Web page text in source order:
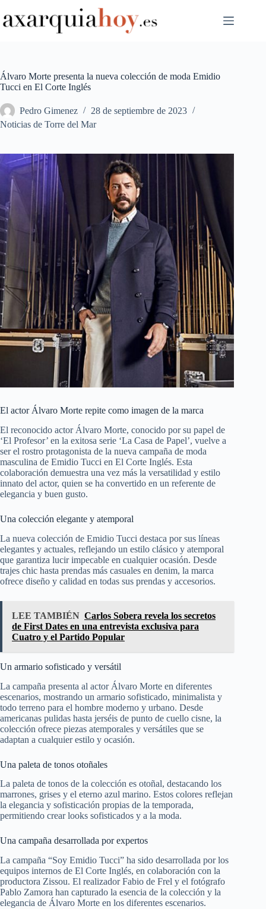
al
contenido
Álvaro Morte presenta la nueva colección de moda Emidio
Tucci en El Corte Inglés
Pedro Gimenez
28 de septiembre de 2023
Noticias de Torre del Mar
El actor Álvaro Morte repite como imagen de la marca
El reconocido actor Álvaro Morte, conocido por su papel de
‘El Profesor’ en la exitosa serie ‘La Casa de Papel’, vuelve a
ser el rostro protagonista de la nueva campaña de moda
masculina de Emidio Tucci en El Corte Inglés. Esta
colaboración demuestra una vez más la versatilidad y estilo
innato del actor, quien se ha convertido en un referente de
elegancia y buen gusto.
Una colección elegante y atemporal
La nueva colección de Emidio Tucci destaca por sus líneas
elegantes y actuales, reflejando un estilo clásico y atemporal
que garantiza lucir impecable en cualquier ocasión. Desde
trajes chic hasta prendas más casuales en denim, la marca
ofrece diseño y calidad en todas sus prendas y accesorios.
LEE TAMBIÉN Carlos Sobera revela los secretos
de First Dates en una entrevista exclusiva para
Cuatro y el Partido Popular
Un armario sofisticado y versátil
La campaña presenta al actor Álvaro Morte en diferentes
escenarios, mostrando un armario sofisticado, minimalista y
todo terreno para el hombre moderno y urbano. Desde
americanas pulidas hasta jerséis de punto de cuello cisne, la
colección ofrece piezas atemporales y versátiles que se
adaptan a cualquier estilo y ocasión.
Una paleta de tonos otoñales
La paleta de tonos de la colección es otoñal, destacando los
marrones, grises y el eterno azul marino. Estos colores reflejan
la elegancia y sofisticación propias de la temporada,
permitiendo crear looks sofisticados y a la moda.
Una campaña desarrollada por expertos
La campaña “Soy Emidio Tucci” ha sido desarrollada por los
equipos internos de El Corte Inglés, en colaboración con la
productora Zissou. El realizador Fabio de Frel y el fotógrafo
Pablo Zamora han capturado la esencia de la colección y la
elegancia de Álvaro Morte en los diferentes escenarios.